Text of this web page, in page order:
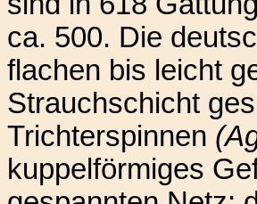
ca. 500. Die
flachen bis leicht
Strauchschicht
Trichterspinnen
kuppelförmiges